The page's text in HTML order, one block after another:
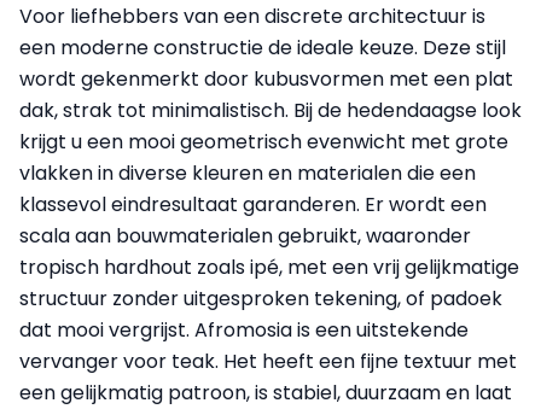
Voor liefhebbers van een discrete architectuur is
een moderne constructie de ideale keuze. Deze stijl
wordt gekenmerkt door kubusvormen met een plat
dak, strak tot minimalistisch. Bij de hedendaagse look
krijgt u een mooi geometrisch evenwicht met grote
vlakken in diverse kleuren en materialen die een
klassevol eindresultaat garanderen. Er wordt een
scala aan bouwmaterialen gebruikt, waaronder
tropisch hardhout zoals ipé, met een vrij gelijkmatige
structuur zonder uitgesproken tekening, of padoek
dat mooi vergrijst. Afromosia is een uitstekende
vervanger voor teak. Het heeft een fijne textuur met
een gelijkmatig patroon, is stabiel, duurzaam en laat